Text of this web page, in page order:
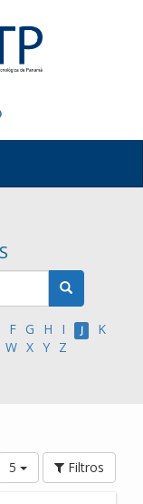
F G H I J
K
W X Y Z
5 Filtros